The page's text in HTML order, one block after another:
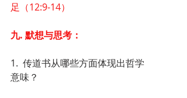
足（12:9-14）
九. 默想与思考：
1.  传道书从哪些方面体现出哲学
意味？